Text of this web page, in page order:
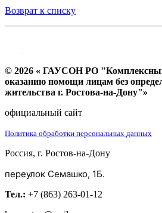
Возврат к списку
© 2026 « ГАУСОН РО
оказанию помощи лицам без
жительства г. Ростова-на-Дону"»
официальный сайт
Политика обработки персональных данных
Россия, г. Ростов-на-Дону
переулок Семашко, 1Б.
Тел.: +7 (863) 263-01-12